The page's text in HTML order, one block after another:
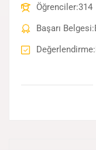
Öğrenciler 314
Başarı Belgesi
Değerlendirme